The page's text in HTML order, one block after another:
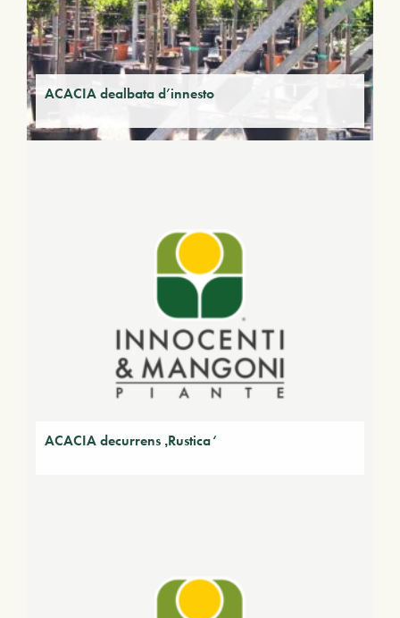
ACACIA dealbata d’innesto
ACACIA decurrens ‚Rustica‘